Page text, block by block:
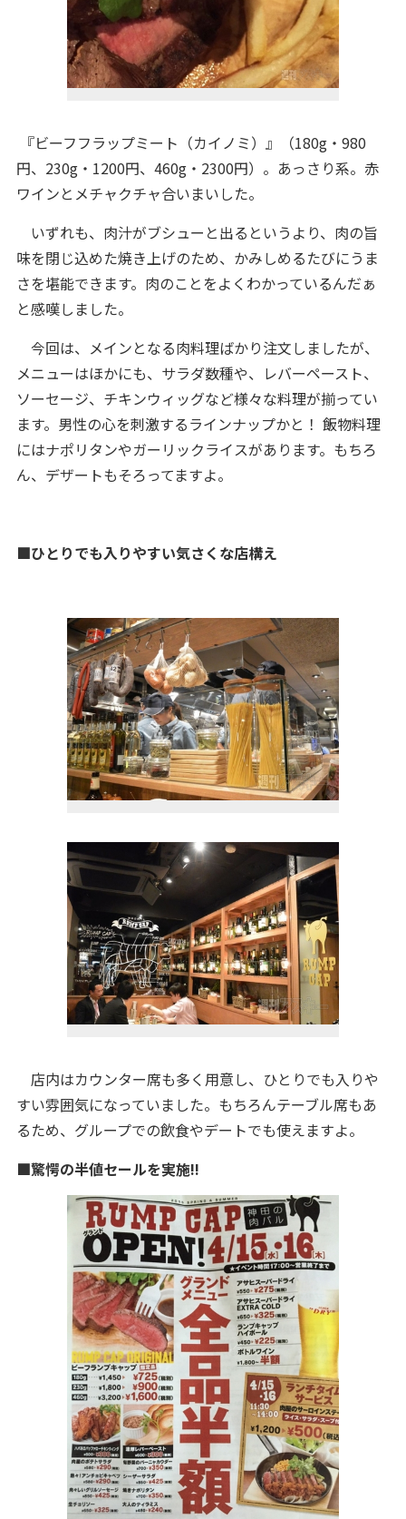
『ビーフフラップミート（カイノミ）』（180g・980
円、230g・1200円、460g・2300円）。あっさり系。赤
ワインとメチャクチャ合いまいした。
いずれも、肉汁がブシューと出るというより、肉の旨
味を閉じ込めた焼き上げのため、かみしめるたびにうま
さを堪能できます。肉のことをよくわかっているんだぁ
と感嘆しました。
今回は、メインとなる肉料理ばかり注文しましたが、
メニューはほかにも、サラダ数種や、レバーペースト、
ソーセージ、チキンウィッグなど様々な料理が揃ってい
ます。男性の心を刺激するラインナップかと！ 飯物料理
にはナポリタンやガーリックライスがあります。もちろ
ん、デザートもそろってますよ。
■ひとりでも入りやすい気さくな店構え
店内はカウンター席も多く用意し、ひとりでも入りや
すい雰囲気になっていました。もちろんテーブル席もあ
るため、グループでの飲食やデートでも使えますよ。
■驚愕の半値セールを実施!!